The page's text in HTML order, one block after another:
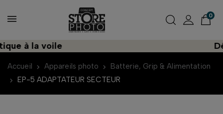
0
à la voile
Accueil Appareils photo
Batterie, Grip & Alimentation
EP-5 ADAPTATEUR SECTEUR